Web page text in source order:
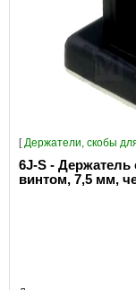
[ Держатели, скобы
6J-S -
винтом, 7,5 мм,